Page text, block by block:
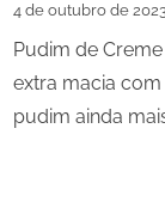
4 de outubro de
Pudim de
extra macia
pudim ainda